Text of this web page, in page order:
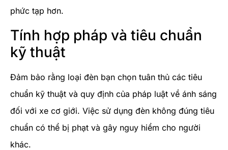
phức tạp hơn.
Tính hợp pháp và tiêu chuẩn
kỹ thuật
Đảm bảo rằng loại đèn bạn chọn tuân thủ các tiêu
chuẩn kỹ thuật và quy định của pháp luật về ánh sáng
đối với xe cơ giới. Việc sử dụng đèn không đúng tiêu
chuẩn có thể bị phạt và gây nguy hiểm cho người
khác.